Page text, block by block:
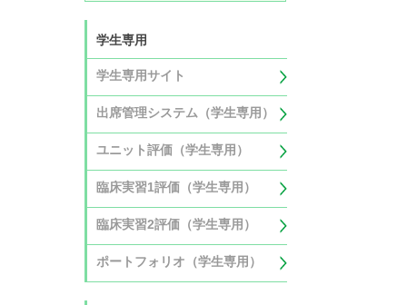
学生専用
学生専用サイト
出席管理システム（学生専用）
ユニット評価（学生専用）
臨床実習1評価（学生専用）
臨床実習2評価（学生専用）
ポートフォリオ（学生専用）